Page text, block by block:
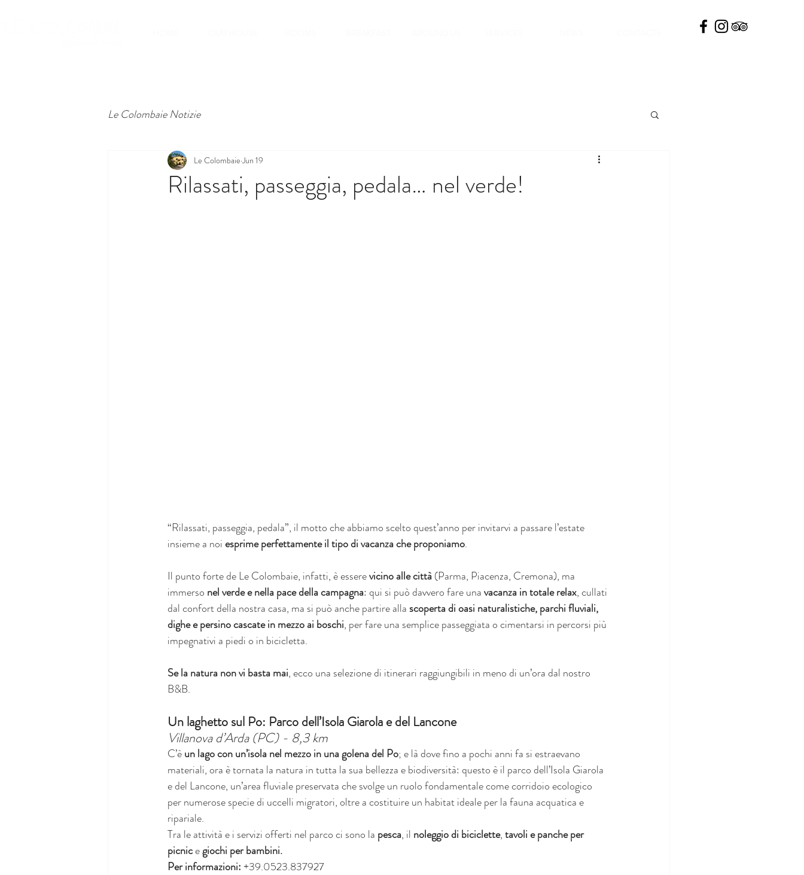
Le Colombaie Notizie
Rilassati, passeggia, pedala… nel verde!
Le Colombaie Jun 19
“Rilassati, passeggia, pedala”, il motto che abbiamo scelto quest’anno per invitarvi a passare l’estate
insieme a noi esprime perfettamente il tipo di vacanza che proponiamo.
Il punto forte de Le Colombaie, infatti, è essere vicino alle città (Parma, Piacenza, Cremona), ma
immerso nel verde e nella pace della campagna: qui si può davvero fare una vacanza in totale relax, cullati
dal confort della nostra casa, ma si può anche partire alla scoperta di oasi naturalistiche, parchi fluviali,
dighe e persino cascate in mezzo ai boschi, per fare una semplice passeggiata o cimentarsi in percorsi più
impegnativi a piedi o in bicicletta.
Se la natura non vi basta mai, ecco una selezione di itinerari raggiungibili in meno di un’ora dal nostro
B&B.
Un laghetto sul Po: Parco dell’Isola Giarola e del Lancone
Villanova d’Arda (PC) - 8,3 km
C’è un lago con un’isola nel mezzo in una golena del Po; e là dove fino a pochi anni fa si estraevano
materiali, ora è tornata la natura in tutta la sua bellezza e biodiversità: questo è il parco dell’Isola Giarola
e del Lancone, un’area fluviale preservata che svolge un ruolo fondamentale come corridoio ecologico
per numerose specie di uccelli migratori, oltre a costituire un habitat ideale per la fauna acquatica e
ripariale.
Tra le attività e i servizi offerti nel parco ci sono la pesca, il noleggio di biciclette, tavoli e panche per
picnic e giochi per bambini.
Per informazioni: +39.0523.837927